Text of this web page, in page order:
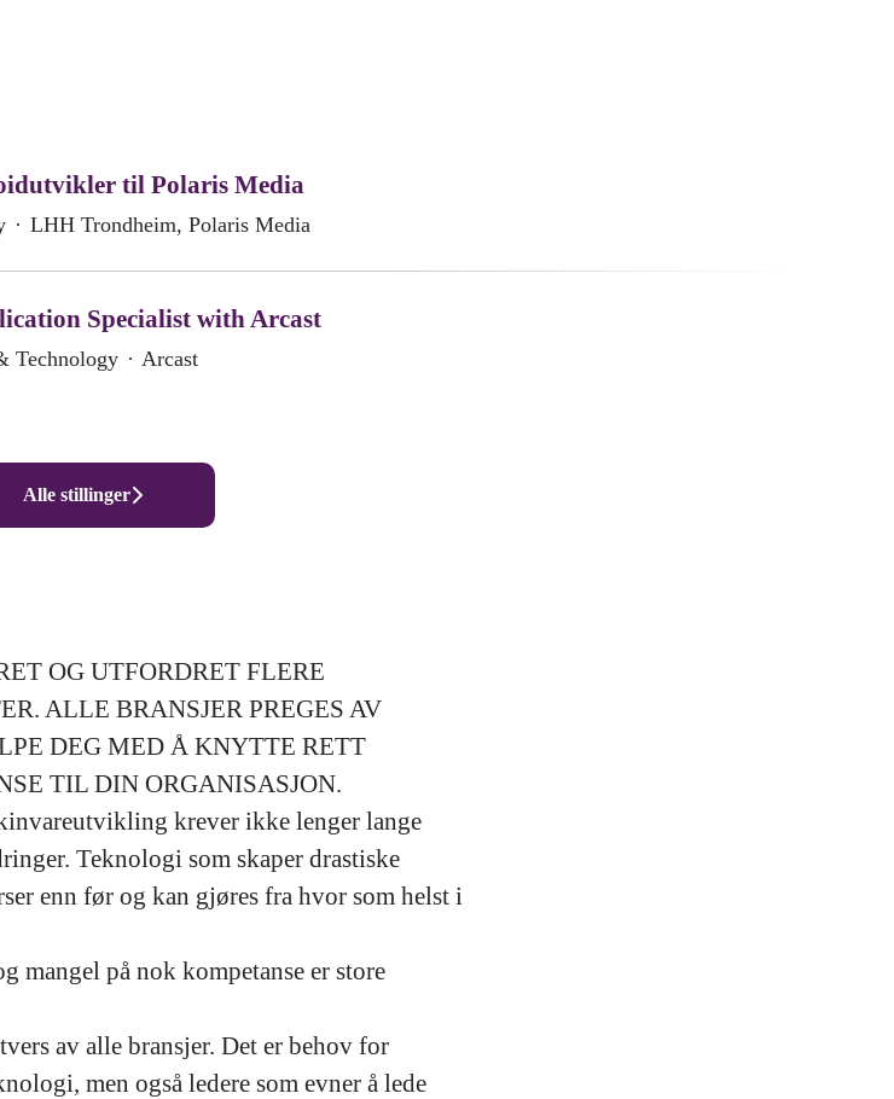
til Polaris Media
· LHH Trondheim, Polaris Media
Specialist with Arcast
Technology · Arcast
Alle stillinger
OG UTFORDRET FLERE
ALLE BRANSJER PREGES AV
DEG MED Å KNYTTE RETT
TIL DIN ORGANISASJON.
krever ikke lenger lange
Teknologi som skaper drastiske
enn før og kan gjøres fra hvor som helst i
mangel på nok kompetanse er store
av alle bransjer. Det er behov for
men også ledere som evner å lede